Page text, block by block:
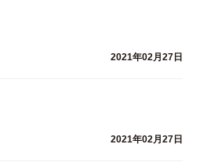
2021年02月27日
2021年02月27日